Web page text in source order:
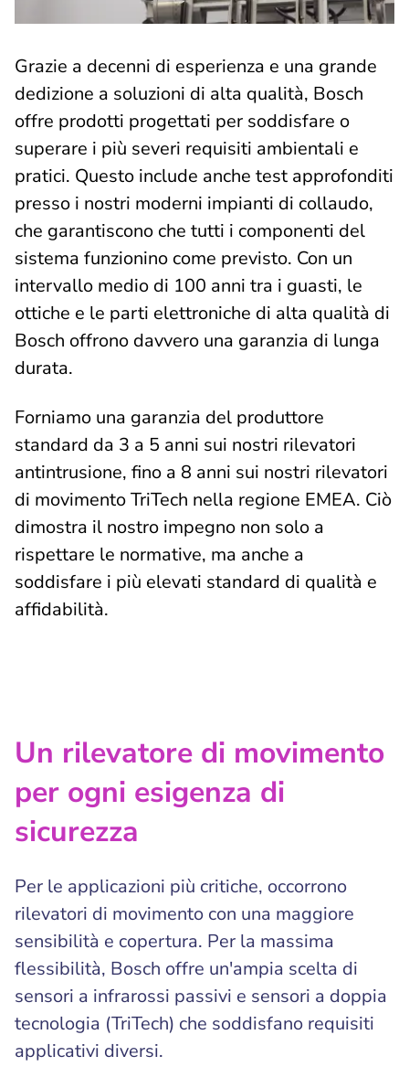
Grazie a decenni di esperienza e una grande
dedizione a soluzioni di alta qualità, Bosch
offre prodotti progettati per soddisfare o
superare i più severi requisiti ambientali e
pratici. Questo include anche test approfonditi
presso i nostri moderni impianti di collaudo,
che garantiscono che tutti i componenti del
sistema funzionino come previsto. Con un
intervallo medio di 100 anni tra i guasti, le
ottiche e le parti elettroniche di alta qualità di
Bosch offrono davvero una garanzia di lunga
durata.
Forniamo una garanzia del produttore
standard da 3 a 5 anni sui nostri rilevatori
antintrusione, fino a 8 anni sui nostri rilevatori
di movimento TriTech nella regione EMEA. Ciò
dimostra il nostro impegno non solo a
rispettare le normative, ma anche a
soddisfare i più elevati standard di qualità e
affidabilità.
Un rilevatore di movimento
per ogni esigenza di
sicurezza
Per le applicazioni più critiche, occorrono
rilevatori di movimento con una maggiore
sensibilità e copertura. Per la massima
flessibilità, Bosch offre un'ampia scelta di
sensori a infrarossi passivi e sensori a doppia
tecnologia (TriTech) che soddisfano requisiti
applicativi diversi.